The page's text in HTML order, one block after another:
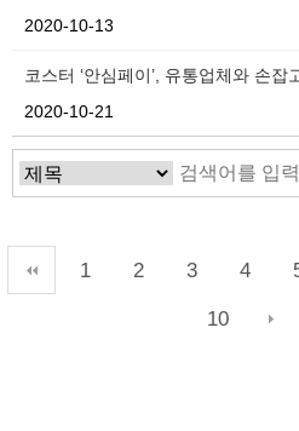
2020-10-13
코스터 ‘안심페이’, 유통업체와 손
2020-10-21
1 2 3 4
10